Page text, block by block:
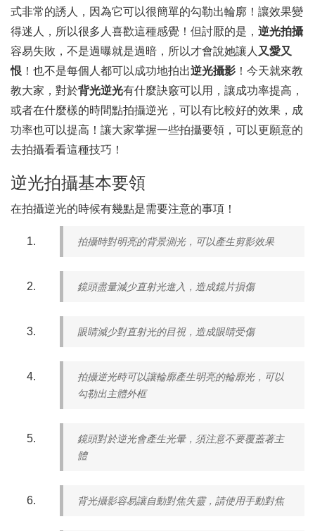
式非常的誘人，因為它可以很簡單的勾勒出輪廓！讓效果變
得迷人，所以很多人喜歡這種感覺！但討厭的是， 逆光拍攝
容易失敗，不是過曝就是過暗，所以才會說她讓人 又愛又
恨 ！也不是每個人都可以成功地拍出逆光攝影 ！今天就來教
教大家，對於背光逆光有什麼訣竅可以用，讓成功率提高，
或者在什麼樣的時間點拍攝逆光，可以有比較好的效果，成
功率也可以提高！讓大家掌握一些拍攝要領，可以更願意的
去拍攝看看這種技巧！
逆光拍攝基本要領
在拍攝逆光的時候有幾點是需要注意的事項！
拍攝時對明亮的背景測光，可以產生剪影效果
鏡頭盡量減少直射光進入，造成鏡片損傷
眼睛減少對直射光的目視，造成眼睛受傷
拍攝逆光時可以讓輪廓產生明亮的輪廓光，可以
勾勒出主體外框
鏡頭對於逆光會產生光暈，須注意不要覆蓋著主
體
背光攝影容易讓自動對焦失靈，請使用手動對焦